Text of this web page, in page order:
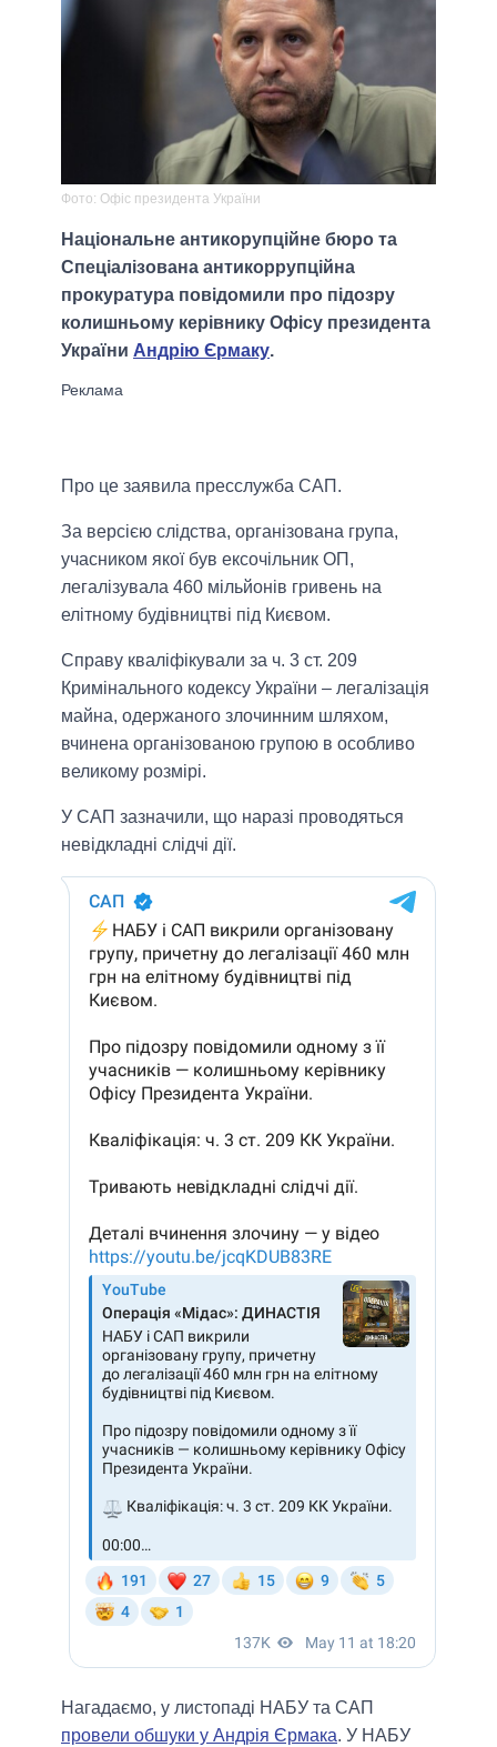
Фото: Офіс президента України
Національне антикорупційне бюро та
Спеціалізована антикоррупційна
прокуратура повідомили про підозру
колишньому керівнику Офісу президента
України Андрію Єрмаку.
Про це заявила пресслужба САП.
За версією слідства, організована група,
учасником якої був ексочільник ОП,
легалізувала 460 мільйонів гривень на
елітному будівництві під Києвом.
Справу кваліфікували за ч. 3 ст. 209
Кримінального кодексу України – легалізація
майна, одержаного злочинним шляхом,
вчинена організованою групою в особливо
великому розмірі.
У САП зазначили, що наразі проводяться
невідкладні слідчі дії.
Нагадаємо, у листопаді НАБУ та САП
провели обшуки у Андрія Єрмака. У НАБУ